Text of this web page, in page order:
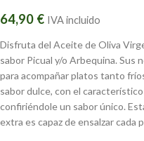
64,90 € IVA incluido
Disfruta del Aceite de Oliva
sabor Picual y/o Arbequina.
para acompañar platos tanto
sabor dulce, con el
confiriéndole un sabor único.
extra es capaz de ensalzar cada